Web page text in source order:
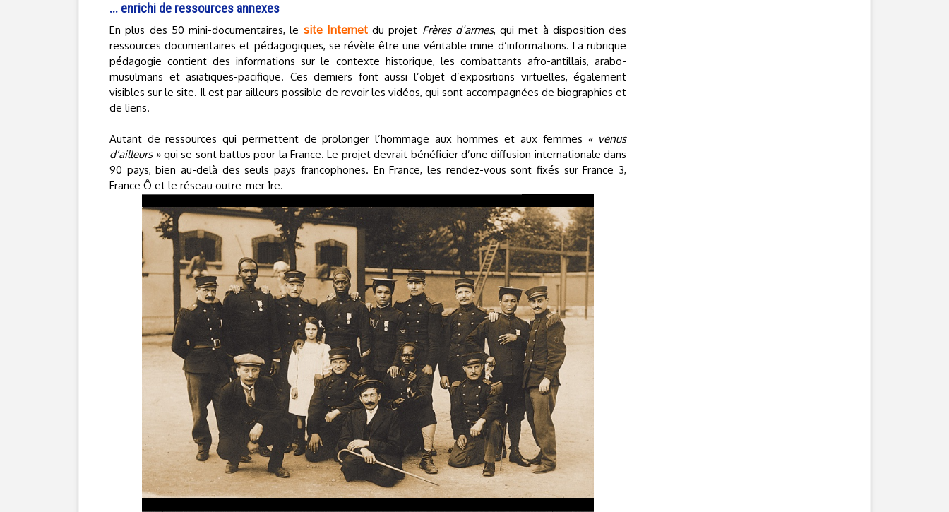
... enrichi de ressources annexes
En plus des 50 mini-documentaires, le site Internetdu projet Frères d’armes, qui met à disposition des
ressources documentaires et pédagogiques, se révèle être une véritable mine d’informations. La rubrique
pédagogie contient des informations sur le contexte historique, les combattants afro-antillais, arabo-
musulmans et asiatiques-pacifique. Ces derniers font aussi l’objet d’expositions virtuelles, également
visibles sur le site. Il est par ailleurs possible de revoir les vidéos, qui sont accompagnées de biographies et
de liens.
Autant de ressources qui permettent de prolonger l’hommage aux hommes et aux femmes « venus
d’ailleurs » qui se sont battus pour la France. Le projet devrait bénéficier d’une diffusion internationale dans
90 pays, bien au-delà des seuls pays francophones. En France, les rendez-vous sont fixés sur France 3,
France Ô et le réseau outre-mer 1re.